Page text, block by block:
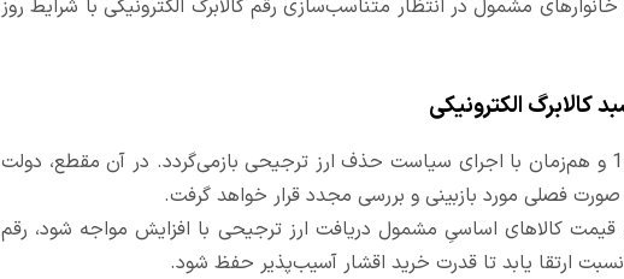
مشمول در انتظار متناسب‌سازی رقم کالابرگ الکترونیکی با شرایط روز
الکترونیکی
ریشه این انتظارات به دی‌ماه سال 1404 و هم‌زمان با اجرای سیاست حذف ارز ترجیحی بازمی‌گردد. در آن مقطع، دولت
فصلی مورد بازبینی و بررسی مجدد قرار خواهد گرفت.
کالاهای اساسیِ مشمول دریافت ارز ترجیحی با افزایش مواجه شود، رقم
ارتقا یابد تا قدرت خرید اقشار آسیب‌پذیر حفظ شود.